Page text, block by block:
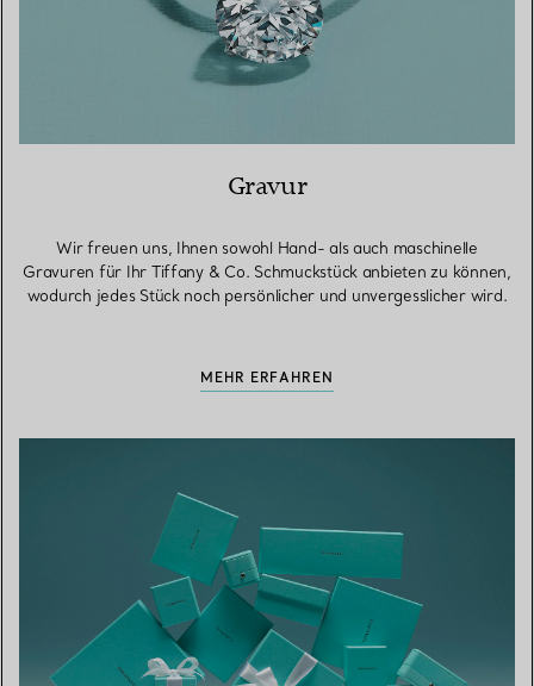
Gravur
Wir freuen uns, Ihnen sowohl Hand- als auch maschinelle
Gravuren für Ihr Tiffany & Co. Schmuckstück anbieten zu können,
wodurch jedes Stück noch persönlicher und unvergesslicher wird.
MEHR ERFAHREN